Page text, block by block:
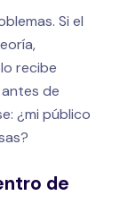
Si el
recibe
de
¿mi público
de